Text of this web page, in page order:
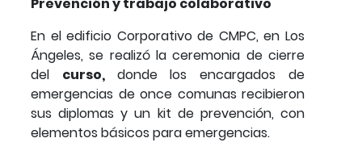
En el edificio Corporativo de CMPC, en Los
Ángeles, se realizó la ceremonia de cierre
del curso, donde los encargados de
emergencias de once comunas recibieron
sus diplomas y un kit de prevención, con
elementos básicos para emergencias.